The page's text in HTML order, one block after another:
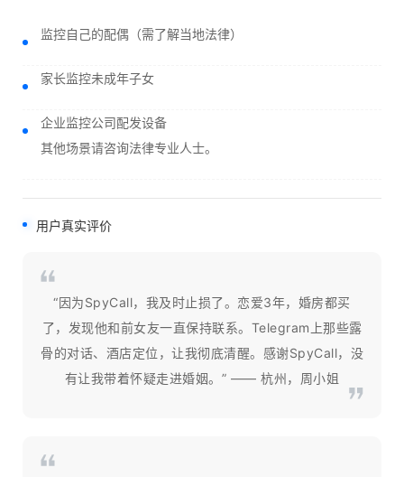
监控自己的配偶（需了解当地法律）
家长监控未成年子女
企业监控公司配发设备
其他场景请咨询法律专业人士。
用户真实评价
“因为SpyCall，我及时止损了。恋爱3年，婚房都买
了，发现他和前女友一直保持联系。Telegram上那些露
骨的对话、酒店定位，让我彻底清醒。感谢SpyCall，没
有让我带着怀疑走进婚姻。” —— 杭州，周小姐